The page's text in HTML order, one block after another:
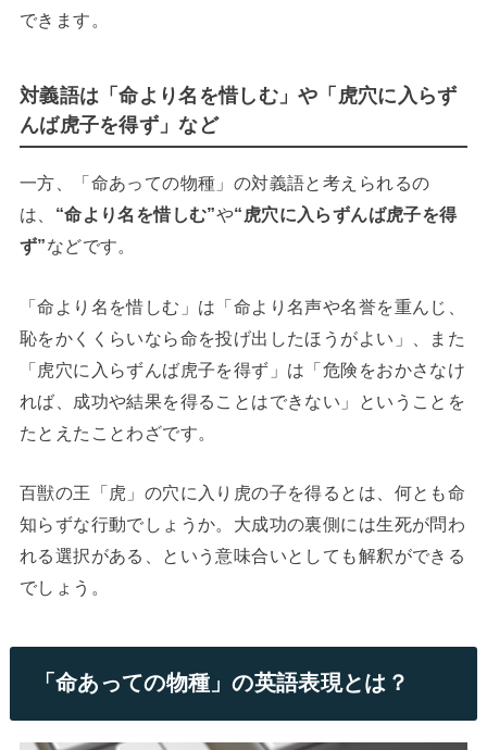
できます。
対義語は「命より名を惜しむ」や「虎穴に入らず
んば虎子を得ず」など
一方、「命あっての物種」の対義語と考えられるの
は、 “命より名を惜しむ”や“虎穴に入らずんば虎子を得
ず”などです。
「命より名を惜しむ」は「命より名声や名誉を重んじ、
恥をかくくらいなら命を投げ出したほうがよい」、また
「虎穴に入らずんば虎子を得ず」は「危険をおかさなけ
れば、成功や結果を得ることはできない」ということを
たとえたことわざです。
百獣の王「虎」の穴に入り虎の子を得るとは、何とも命
知らずな行動でしょうか。大成功の裏側には生死が問わ
れる選択がある、という意味合いとしても解釈ができる
でしょう。
「命あっての物種」の英語表現とは？